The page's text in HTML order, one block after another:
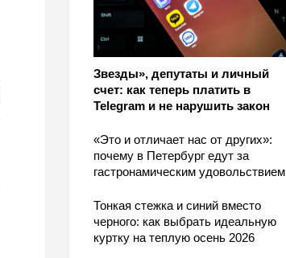
Звезды», депутаты и личный
счет: как теперь платить в
Telegram и не нарушить закон
«Это и отличает нас от других»:
почему в Петербург едут за
гастронамическим удовольствием
Тонкая стежка и синий вместо
черного: как выбрать идеальную
куртку на теплую осень 2026